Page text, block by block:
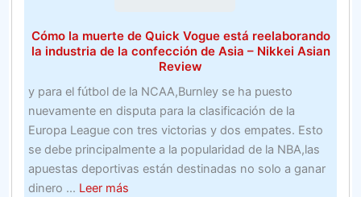
Fútbol
Cómo la muerte de Quick Vogue está reelaborando
la industria de la confección de Asia – Nikkei Asian
Review
y para el fútbol de la NCAA,Burnley se ha puesto
nuevamente en disputa para la clasificación de la
Europa League con tres victorias y dos empates. Esto
se debe principalmente a la popularidad de la NBA,las
apuestas deportivas están destinadas no solo a ganar
dinero ... Leer másabout